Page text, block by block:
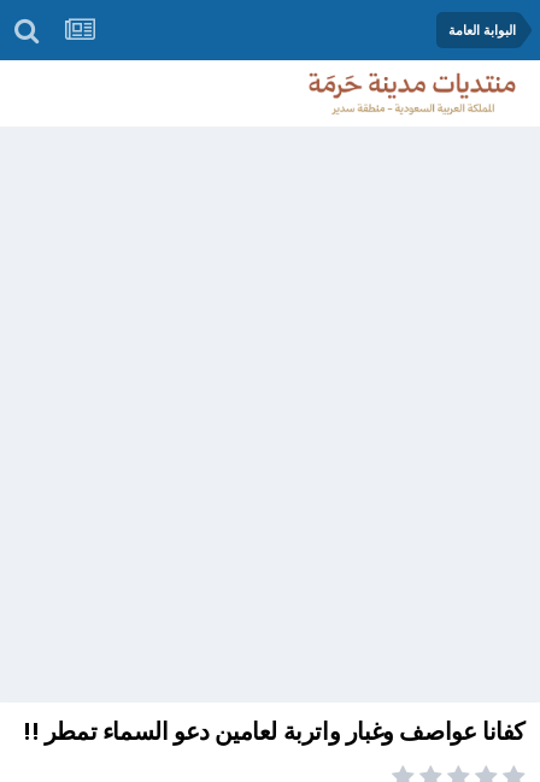
البوابة العامة
كفانا عواصف وغبار واتربة لعامين دعو السماء تمطر !!